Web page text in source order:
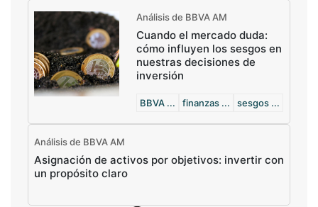
Análisis de BBVA AM
Cuando el mercado duda:
cómo influyen los sesgos en
nuestras decisiones de
inversión
BBVA ... finanzas ... sesgos ...
Análisis de BBVA AM
Asignación de activos por objetivos: invertir con
un propósito claro